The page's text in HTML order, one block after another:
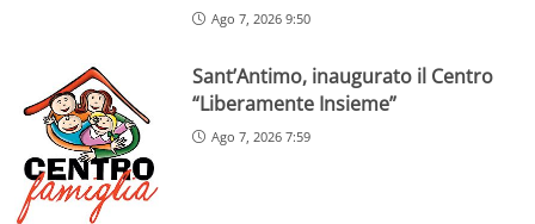
Ago 7, 2026 9:50
Sant’Antimo, inaugurato il Centro
“Liberamente Insieme”
Ago 7, 2026 7:59